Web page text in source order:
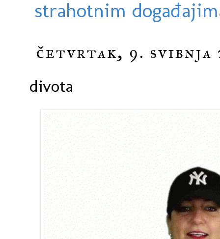
strahotnim
četvrtak, 9. svibnja
divota